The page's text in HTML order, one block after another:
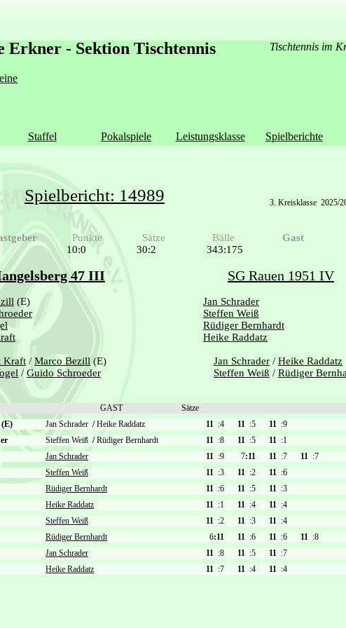
Tischtennis im
Erkner - Sektion Tischtennis
Staffel Pokalspiele Leistungsklasse Spielberichte
Spielbericht: 14989 3. Kreisklasse 2025/
Punkte Sätze Bälle
Gast
10:0
30:2 343:175
47 III SG Rauen 1951 IV
(E)
Jan Schrader
Steffen Weiß
Rüdiger Bernhardt
Heike Raddatz
Kraft / Marco Bezill (E) Jan Schrader / Heike Raddatz
/ Guido Schroeder Steffen Weiß / Rüdiger
GAST Sätze
Jan Schrader /Heike Raddatz 11 :4 11 :5 11 :9
Steffen Weiß /Rüdiger Bernhardt 11 :8 11 :5 11 :1
Jan Schrader 11 :9 7:11 11 :7 11 :7
Steffen Weiß 11 :3 11 :2 11 :6
Rüdiger Bernhardt 11 :6 11 :5 11 :3
Heike Raddatz 11 :1 11 :4 11 :4
Steffen Weiß 11 :2 11 :3 11 :4
Rüdiger Bernhardt 6:11 11 :6 11 :6 11 :8
Jan Schrader 11 :8 11 :5 11 :7
Heike Raddatz 11 :7 11 :4 11 :4